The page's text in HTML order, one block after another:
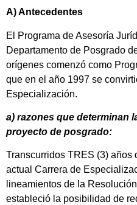
A) Antecedentes
El Programa de Asesoría
Departamento de Posgrado
orígenes comenzó como
que en el año 1997 se
Especialización.
a) razones que determinan
proyecto de posgrado:
Transcurridos TRES (3) años
actual Carrera de
lineamientos de la
estableció la posibilidad de